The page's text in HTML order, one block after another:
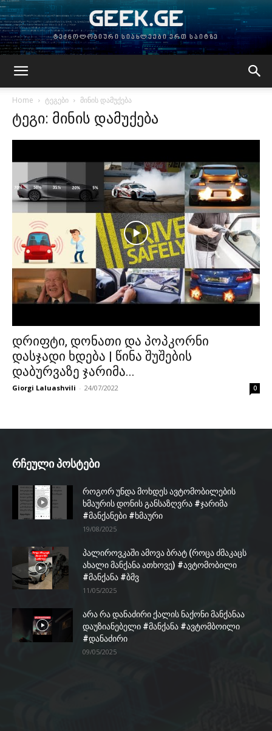
GEEK.GE
ტექნოლოგიური სიახლეები ერთ საიტზე
Home ტეგები მინის დამუქება
ტეგი: მინის დამუქება
დრიფტი, დონათი და პოპკორნი
დასჯადი ხდება | წინა შუშების
დაბურვაზე ჯარიმა...
Giorgi Laluashvili - 24/07/2022 0
რჩეული პოსტები
როგორ უნდა მოხდეს ავტომობილების
ხმაურის დონის განსაზღვრა #ჯარიმა
#მანქანები #ხმაური
19/08/2025
პალიროვკაში ამოვა ბრატ (როცა ძმაკაცს
ახალი მანქანა ათხოვე) #ავტომობილი
#მანქანა #ბმვ
11/05/2025
არა რა დანაძირი ქალის ნაქონი მანქანაა
დაუზიანებელი #მანქანა #ავტომბოილი
#დანაძირი
09/05/2025